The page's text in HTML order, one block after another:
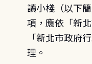
讀小棧（以下
項，應依「新
「新北市政府
理。